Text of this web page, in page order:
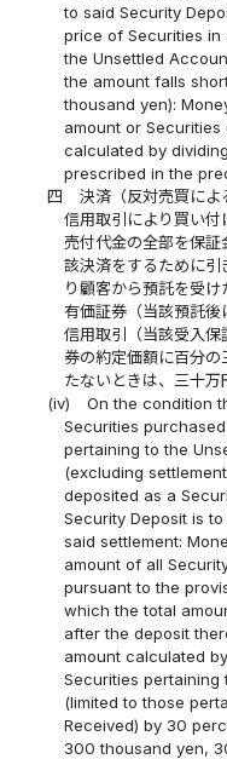
to said Security
price of Securities in
the Unsettled
the amount falls
thousand yen):
amount or
calculated by
prescribed in the
四
決済（反対売買によ
信用取引により買い
売付代金の全部を保
該決済をするために
り顧客から預託を受
有価証券（当該預託
信用取引（当該受入
券の約定価額に百分
たないときは、三十万
(iv)
On the condition
Securities
pertaining to the
(excluding
deposited as a
Security Deposit is
said settlement:
amount of all
pursuant to the
which the total
after the deposit
amount calculated
Securities pertaining
(limited to those
Received) by 30
300 thousand yen,